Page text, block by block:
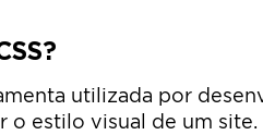
utilizada por
estilo visual de um site.